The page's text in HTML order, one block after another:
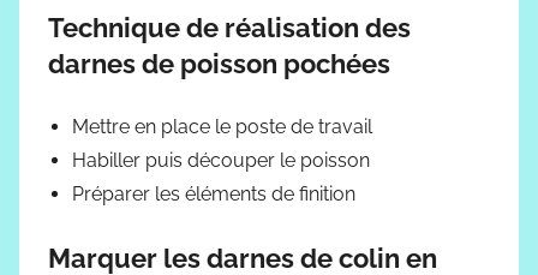
Technique de réalisation des
darnes de poisson pochées
Mettre en place le poste de travail
Habiller puis découper le poisson
Préparer les éléments de finition
Marquer les darnes de colin en